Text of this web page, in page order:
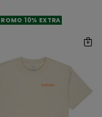
10% EXTRA